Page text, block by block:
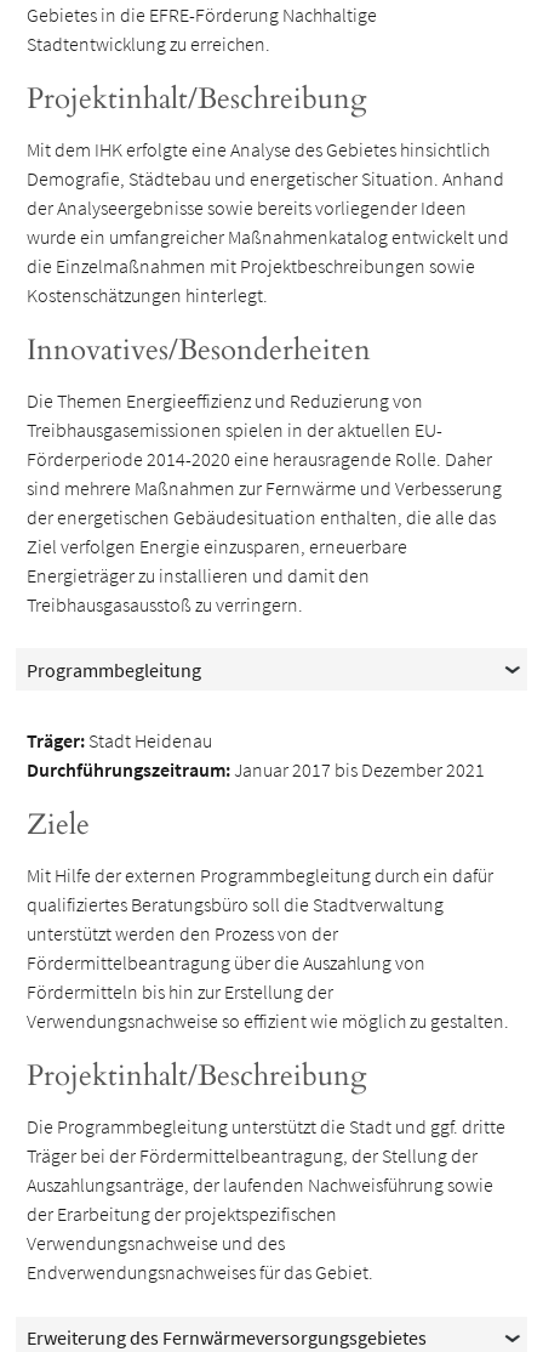
Gebietes in die EFRE-Förderung Nachhaltige
Stadtentwicklung zu erreichen.
Projektinhalt/Beschreibung
Mit dem IHK erfolgte eine Analyse des Gebietes hinsichtlich
Demografie, Städtebau und energetischer Situation. Anhand
der Analyseergebnisse sowie bereits vorliegender Ideen
wurde ein umfangreicher Maßnahmenkatalog entwickelt und
die Einzelmaßnahmen mit Projektbeschreibungen sowie
Kostenschätzungen hinterlegt.
Innovatives/Besonderheiten
Die Themen Energieeffizienz und Reduzierung von
Treibhausgasemissionen spielen in der aktuellen EU-
Förderperiode 2014-2020 eine herausragende Rolle. Daher
sind mehrere Maßnahmen zur Fernwärme und Verbesserung
der energetischen Gebäudesituation enthalten, die alle das
Ziel verfolgen Energie einzusparen, erneuerbare
Energieträger zu installieren und damit den
Treibhausgasausstoß zu verringern.
Programmbegleitung
Träger:Stadt Heidenau
Durchführungszeitraum:Januar 2017 bis Dezember 2021
Ziele
Mit Hilfe der externen Programmbegleitung durch ein dafür
qualifiziertes Beratungsbüro soll die Stadtverwaltung
unterstützt werden den Prozess von der
Fördermittelbeantragung über die Auszahlung von
Fördermitteln bis hin zur Erstellung der
Verwendungsnachweise so effizient wie möglich zu gestalten.
Projektinhalt/Beschreibung
Die Programmbegleitung unterstützt die Stadt und ggf. dritte
Träger bei der Fördermittelbeantragung, der Stellung der
Auszahlungsanträge, der laufenden Nachweisführung sowie
der Erarbeitung der projektspezifischen
Verwendungsnachweise und des
Endverwendungsnachweises für das Gebiet.
Erweiterung des Fernwärmeversorgungsgebietes